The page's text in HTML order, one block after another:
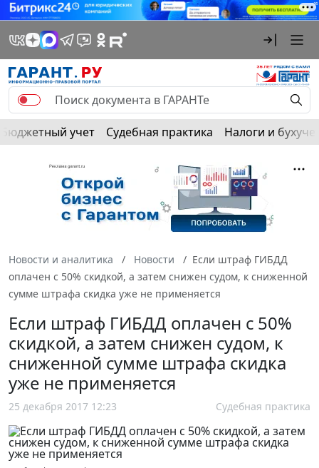
Бюджетный учет Судебная практика Налоги и
Новости и аналитика Новости
Если штраф ГИБДД
оплачен с 50% скидкой, а затем снижен судом, к сниженной
сумме штрафа скидка уже не применяется
Если штраф ГИБДД оплачен с 50%
скидкой, а затем снижен судом, к
сниженной сумме штрафа скидка
уже не применяется
25 декабря 2017 12:23 Судебная практика